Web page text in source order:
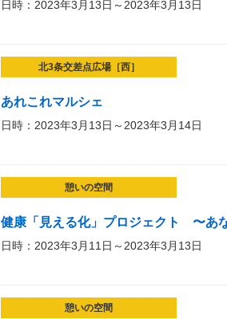
日時：2023年3月13日～2023年3月13日
北3条交差点広場［西］
あれこれマルシェ
日時：2023年3月13日～2023年3月14日
憩いの空間
健康「見える化」プロジェクト 〜あ
日時：2023年3月11日～2023年3月13日
憩いの空間